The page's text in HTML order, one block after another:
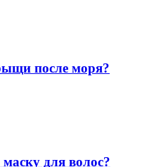
после моря?
для волос?